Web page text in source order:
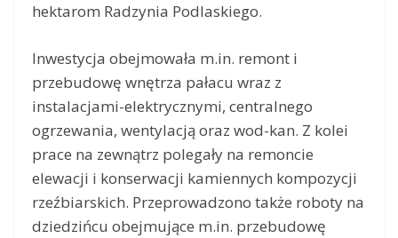
hektarom Radzynia Podlaskiego.
Inwestycja obejmowała m.in. remont i
przebudowę wnętrza pałacu wraz z
instalacjami-elektrycznymi, centralnego
ogrzewania, wentylacją oraz wod-kan. Z kolei
prace na zewnątrz polegały na remoncie
elewacji i konserwacji kamiennych kompozycji
rzeźbiarskich. Przeprowadzono także roboty na
dziedzińcu obejmujące m.in. przebudowę